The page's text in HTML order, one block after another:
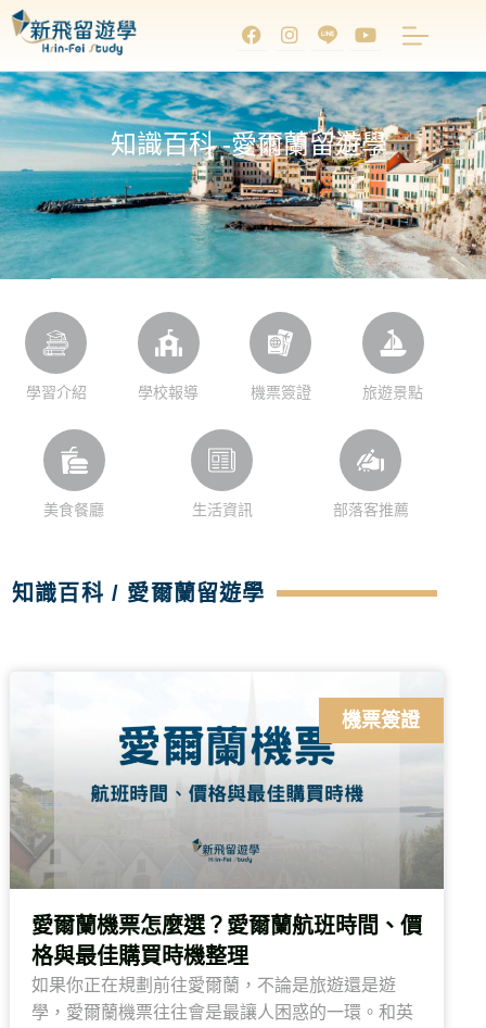
知識百科 -愛爾蘭留遊學
學習介紹 學校報導 機票簽證 旅遊景點
美食餐廳 生活資訊 部落客推薦
知識百科 / 愛爾蘭留遊學
機票簽證
愛爾蘭機票怎麼選？愛爾蘭航班時間、價
格與最佳購買時機整理
如果你正在規劃前往愛爾蘭，不論是旅遊還是遊
學，愛爾蘭機票往往會是最讓人困惑的一環。和英